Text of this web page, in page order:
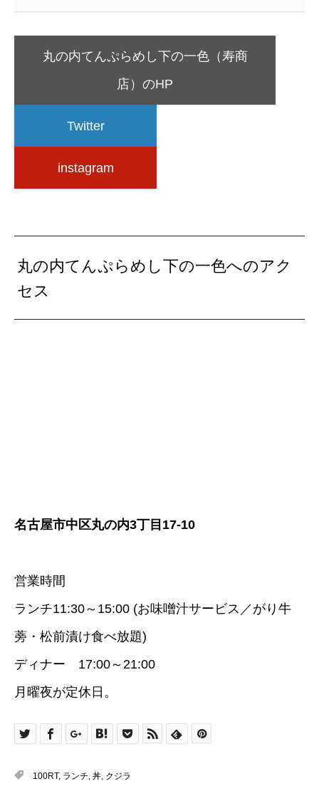
丸の内てんぷらめし下の一色（寿商
店）のHP
Twitter
instagram
丸の内てんぷらめし下の一色へのアク
セス
名古屋市中区丸の内3丁目17-10
営業時間
ランチ11:30～15:00 (お味噌汁サービス／がり牛
蒡・松前漬け食べ放題)
ディナー 17:00～21:00
月曜夜が定休日。
100RT, ランチ, 丼, クジラ